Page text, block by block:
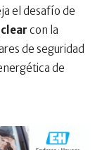
el desafío de
con la
de seguridad
de